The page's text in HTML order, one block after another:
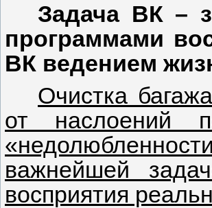
Задача ВК –
программами
ВК ведением
Очистка
от наслоений
важнейшей
восприятия